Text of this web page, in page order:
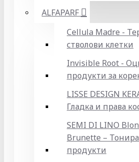
ALFAPARF
Cellula Madre -
стволови клетки
Invisible Root -
продукти за
LISSE DESIGN
Гладка и права
SEMI DI LINO
Brunette –
продукти